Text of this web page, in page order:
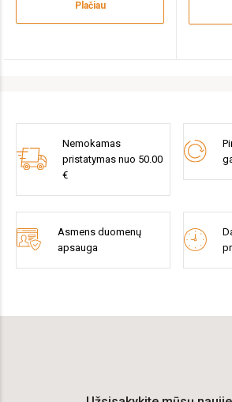
Plačiau
Nemokamas
pristatymas nuo 50.00
€
Asmens duomenų
apsauga